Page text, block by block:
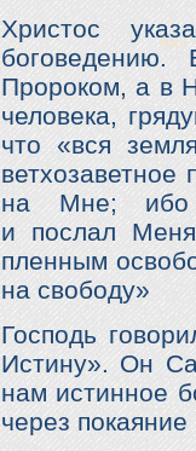
Христос
Пророком, а в
человека,
что «вся
ветхозаветное
на Мне; ибо
и послал Меня
пленным
на свободу»
Господь
Истину». Он
нам истинное
через